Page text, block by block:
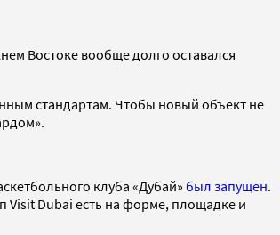
Востоке вообще долго оставался
стандартам. Чтобы новый объект не
клуба «Дубай» был запущен.
Visit Dubai есть на форме, площадке и